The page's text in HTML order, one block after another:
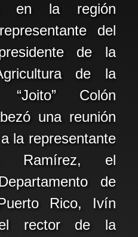
en la región
del
de la
de la
Colón
una reunión
la representante
Ramírez, el
de
Rico, Ivín
rector de la